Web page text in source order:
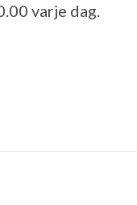
varje dag.